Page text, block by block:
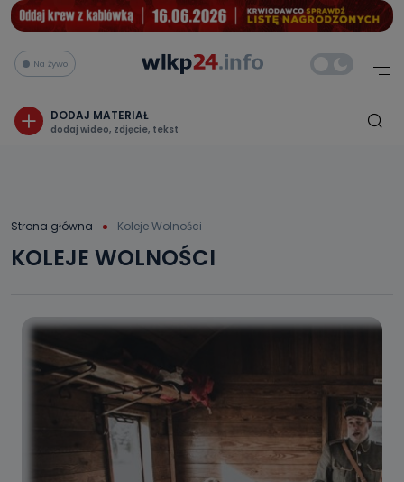
Na żywo
DODAJ MATERIAŁ
dodaj wideo, zdjęcie, tekst
Strona główna Koleje Wolności
KOLEJE WOLNOŚCI